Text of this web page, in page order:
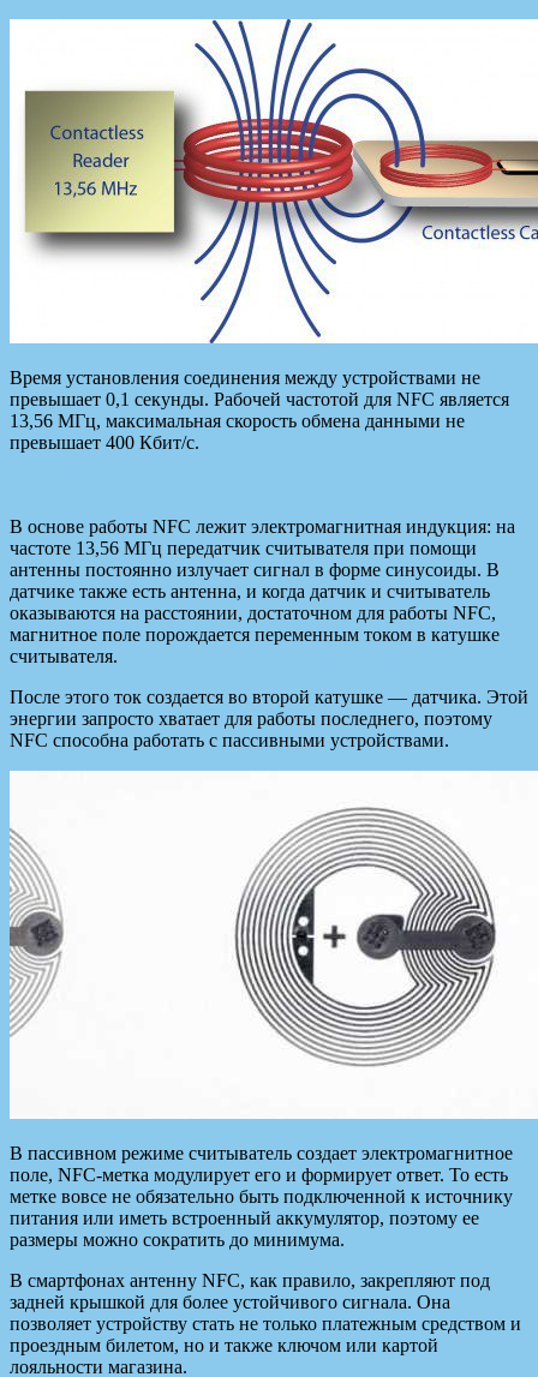
Время установления соединения между устройствами не
превышает 0,1 секунды. Рабочей частотой для NFC является
13,56 МГц, максимальная скорость обмена данными не
превышает 400 Кбит/с.
В основе работы NFC лежит электромагнитная индукция: на
частоте 13,56 МГц передатчик считывателя при помощи
антенны постоянно излучает сигнал в форме синусоиды. В
датчике также есть антенна, и когда датчик и считыватель
оказываются на расстоянии, достаточном для работы NFC,
магнитное поле порождается переменным током в катушке
считывателя.
После этого ток создается во второй катушке — датчика. Этой
энергии запросто хватает для работы последнего, поэтому
NFC способна работать с пассивными устройствами.
В пассивном режиме считыватель создает электромагнитное
поле, NFC-метка модулирует его и формирует ответ. То есть
метке вовсе не обязательно быть подключенной к источнику
питания или иметь встроенный аккумулятор, поэтому ее
размеры можно сократить до минимума.
В смартфонах антенну NFC, как правило, закрепляют под
задней крышкой для более устойчивого сигнала. Она
позволяет устройству стать не только платежным средством и
проездным билетом, но и также ключом или картой
лояльности магазина.